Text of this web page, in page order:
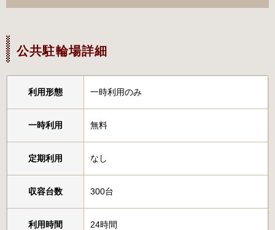
公共駐輪場詳細
利用形態 一時利用のみ
一時利用 無料
定期利用 なし
収容台数 300台
利用時間 24時間